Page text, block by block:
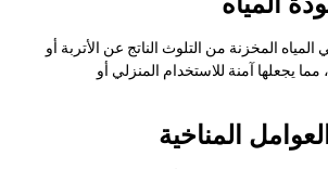
المخزنة من التلوث الناتج عن الأتربة أو
مما يجعلها آمنة للاستخدام المنزلي أو